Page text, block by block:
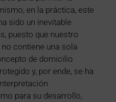
en la práctica, este
sido un inevitable
puesto que nuestro
contiene una sola
de domicilio
y, por ende, se ha
para su desarrollo,